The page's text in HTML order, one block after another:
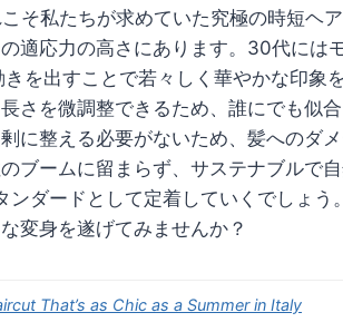
そ私たちが求めていた究極の時短ヘ
適応力の高さにあります。30代には
を出すことで若々しく華やかな印象
さを微調整できるため、誰にでも似
に整える必要がないため、髪へのダ
ブームに留まらず、サステナブルで
ンダードとして定着していくでしょう
変身を遂げてみませんか？
That’s as Chic as a Summer in Italy